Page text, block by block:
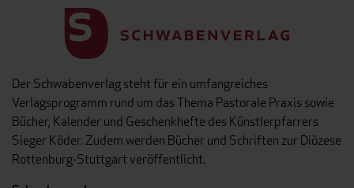
Der Schwabenverlag steht für ein umfangreiches
Verlagsprogramm rund um das Thema Pastorale Praxis sowie
Bücher, Kalender und Geschenkhefte des Künstlerpfarrers
Sieger Köder. Zudem werden Bücher und Schriften zur Diözese
Rottenburg-Stuttgart veröffentlicht.